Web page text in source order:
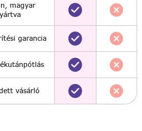
magyar
garancia
vásárló